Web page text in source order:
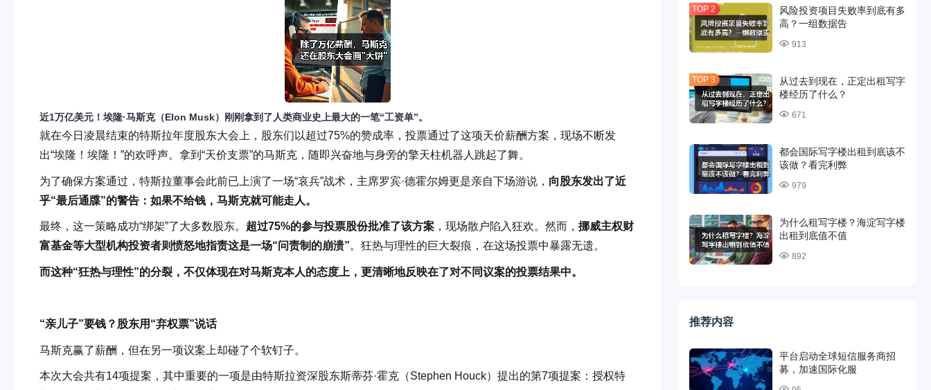
近1万亿美元！埃隆·马斯克（Elon Musk）刚刚拿到了人类商业史上最大的一笔“工资单”。
就在今日凌晨结束的特斯拉年度股东大会上，股东们以超过75%的赞成率，投票通过了这项天价薪酬方案，现场不断发
出“埃隆！埃隆！”的欢呼声。拿到“天价支票”的马斯克，随即兴奋地与身旁的擎天柱机器人跳起了舞。
为了确保方案通过，特斯拉董事会此前已上演了一场“哀兵”战术，主席罗宾·德霍尔姆更是亲自下场游说， 向股东发出了近
乎“最后通牒”的警告：如果不给钱，马斯克就可能走人。
最终，这一策略成功“绑架”了大多数股东。 超过75%的参与投票股份批准了该方案 ，现场散户陷入狂欢。然而， 挪威主权财
富基金等大型机构投资者则愤怒地指责这是一场“问责制的崩溃”。狂热与理性的巨大裂痕，在这场投票中暴露无遗。
而这种“狂热与理性”的分裂，不仅体现在对马斯克本人的态度上，更清晰地反映在了对不同议案的投票结果中。
“亲儿子”要钱？股东用“弃权票”说话
马斯克赢了薪酬，但在另一项议案上却碰了个软钉子。
本次大会共有14项提案，其中重要的一项是由特斯拉资深股东斯蒂芬·霍克（Stephen Houck）提出的第7项提案：授权特
风险投资项目失败率到底有多
高？一组数据告
913
从过去到现在，正定出租写字
楼经历了什么？
671
都会国际写字楼出租到底该不
该做？看完利弊
979
为什么租写字楼？海淀写字楼
出租到底值不值
892
推荐内容
平台启动全球短信服务商招
募，加速国际化服